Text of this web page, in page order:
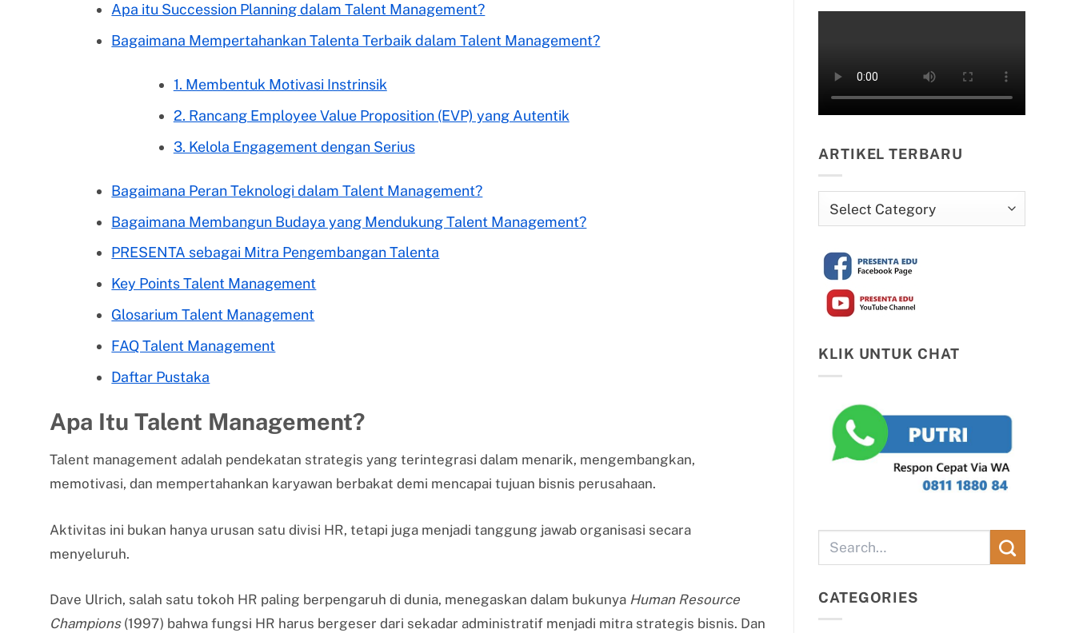
Apa itu Succession Planning dalam Talent Management?
Bagaimana Mempertahankan Talenta Terbaik dalam Talent Management?
1. Membentuk Motivasi Instrinsik
2. Rancang Employee Value Proposition (EVP) yang Autentik
3. Kelola Engagement dengan Serius
Bagaimana Peran Teknologi dalam Talent Management?
Bagaimana Membangun Budaya yang Mendukung Talent Management?
PRESENTA sebagai Mitra Pengembangan Talenta
Key Points Talent Management
Glosarium Talent Management
FAQ Talent Management
Daftar Pustaka
Apa Itu Talent Management?
Talent management adalah pendekatan strategis yang terintegrasi dalam menarik, mengembangkan,
memotivasi, dan mempertahankan karyawan berbakat demi mencapai tujuan bisnis perusahaan.
Aktivitas ini bukan hanya urusan satu divisi HR, tetapi juga menjadi tanggung jawab organisasi secara
menyeluruh.
Dave Ulrich, salah satu tokoh HR paling berpengaruh di dunia, menegaskan dalam bukunya Human Resource
Champions(1997) bahwa fungsi HR harus bergeser dari sekadar administratif menjadi mitra strategis bisnis. Dan
ARTIKEL TERBARU
Terbaru
KLIK UNTUK CHAT
CATEGORIES